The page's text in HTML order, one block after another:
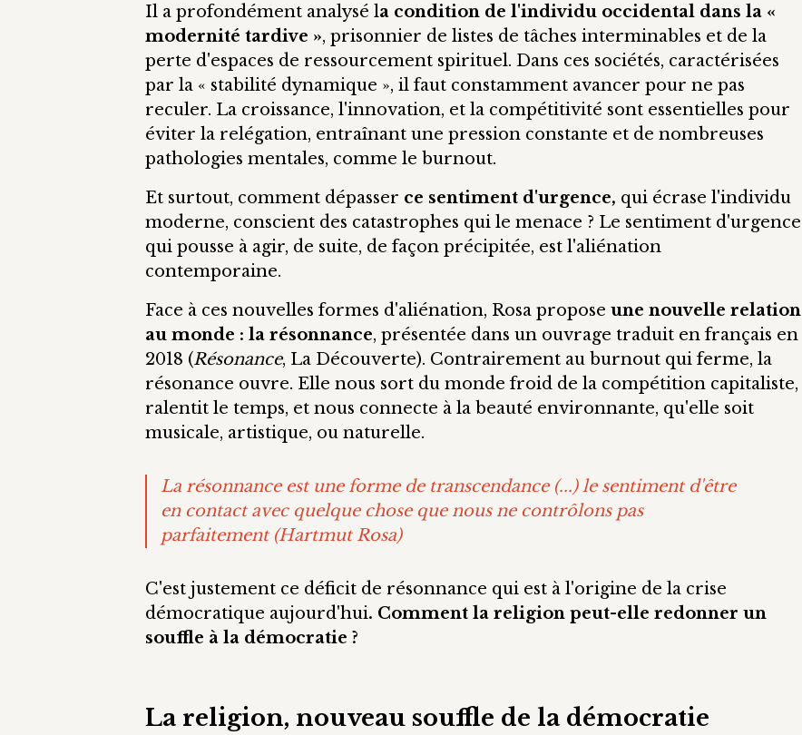
Il a profondément analysé la condition de l'individu occidental dans la «
modernité tardive », prisonnier de listes de tâches interminables et de la
perte d'espaces de ressourcement spirituel. Dans ces sociétés, caractérisées
par la « stabilité dynamique », il faut constamment avancer pour ne pas
reculer. La croissance, l'innovation, et la compétitivité sont essentielles pour
éviter la relégation, entraînant une pression constante et de nombreuses
pathologies mentales, comme le burnout.
Et surtout, comment dépasser ce sentiment d'urgence, qui écrase l'individu
moderne, conscient des catastrophes qui le menace ? Le sentiment d'urgence
qui pousse à agir, de suite, de façon précipitée, est l'aliénation
contemporaine.
Face à ces nouvelles formes d'aliénation, Rosa propose une nouvelle relation
au monde : la résonnance, présentée dans un ouvrage traduit en français en
2018 (Résonance, La Découverte). Contrairement au burnout qui ferme, la
résonance ouvre. Elle nous sort du monde froid de la compétition capitaliste,
ralentit le temps, et nous connecte à la beauté environnante, qu'elle soit
musicale, artistique, ou naturelle.
La résonnance est une forme de transcendance (...) le sentiment d'être
en contact avec quelque chose que nous ne contrôlons pas
parfaitement (Hartmut Rosa)
C'est justement ce déficit de résonnance qui est à l'origine de la crise
démocratique aujourd'hui. Comment la religion peut-elle redonner un
souffle à la démocratie ?
La religion, nouveau souffle de la démocratie